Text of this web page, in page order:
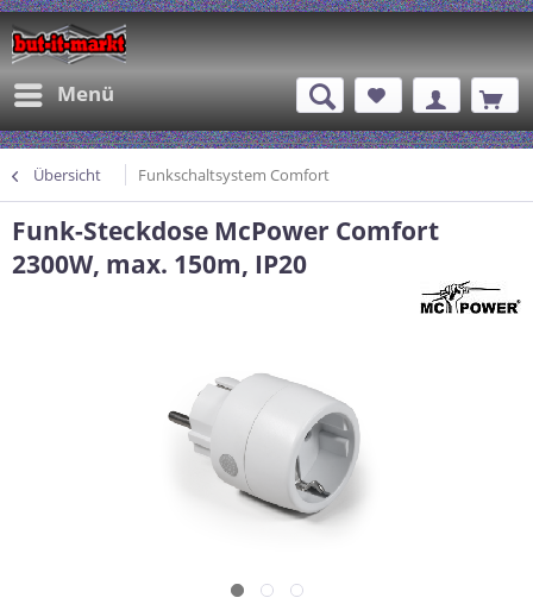
Menü
Übersicht Funkschaltsystem Comfort
Funk-Steckdose McPower Comfort
2300W, max. 150m, IP20